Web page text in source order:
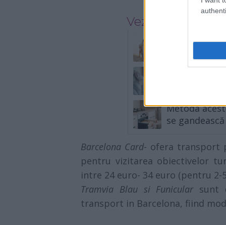
Vezi și
Cum sa
5 zodii își
Metoda
se
Barcelona Card- ofera transport
pentru vizitarea obiectivelor
intre 24 euro- 34 euro (pentru 2-
Tramvia Blau si Funicular sunt
transport in Barcelona, fiind